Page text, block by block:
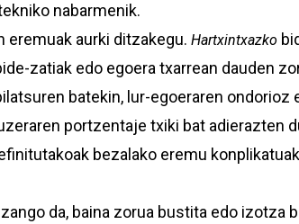
nabarmenik.
eremuak aurki ditzakegu. Hartxintxazko
zatiak edo egoera txarrean dauden
batekin, lur-egoeraren
portzentaje txiki bat adierazten
bezalako eremu
da, baina zorua bustita edo izotza